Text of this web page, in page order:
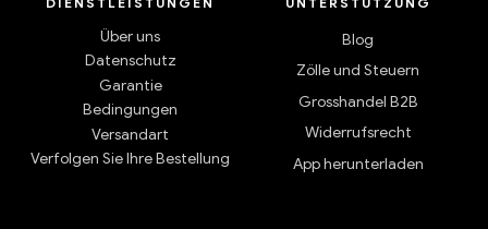
Über uns
Datenschutz
Garantie
Bedingungen
Versandart
Verfolgen Sie Ihre Bestellung
Blog
Zölle und Steuern
Grosshandel B2B
Widerrufsrecht
App herunterladen